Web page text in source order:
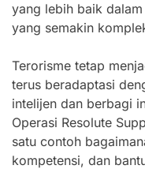
yang lebih baik
yang semakin
Terorisme tetap
terus beradaptasi
intelijen dan berbagi
Operasi Resolute
satu contoh
kompetensi, dan